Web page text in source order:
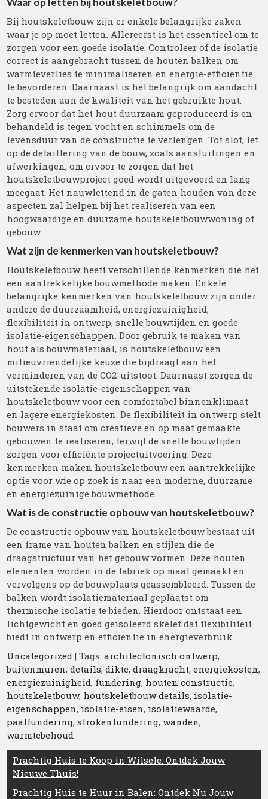
Bij houtskeletbouw zijn er enkele belangrijke zaken
waar je op moet letten. Allereerst is het essentieel om te
zorgen voor een goede isolatie. Controleer of de isolatie
correct is aangebracht tussen de houten balken om
warmteverlies te minimaliseren en energie-efficiëntie
te bevorderen. Daarnaast is het belangrijk om aandacht
te besteden aan de kwaliteit van het gebruikte hout.
Zorg ervoor dat het hout duurzaam geproduceerd is en
behandeld is tegen vocht en schimmels om de
levensduur van de constructie te verlengen. Tot slot, let
op de detaillering van de bouw, zoals aansluitingen en
afwerkingen, om ervoor te zorgen dat het
houtskeletbouwproject goed wordt uitgevoerd en lang
meegaat. Het nauwlettend in de gaten houden van deze
aspecten zal helpen bij het realiseren van een
hoogwaardige en duurzame houtskeletbouwwoning of
gebouw.
Wat zijn de kenmerken van houtskeletbouw?
Houtskeletbouw heeft verschillende kenmerken die het
een aantrekkelijke bouwmethode maken. Enkele
belangrijke kenmerken van houtskeletbouw zijn onder
andere de duurzaamheid, energiezuinigheid,
flexibiliteit in ontwerp, snelle bouwtijden en goede
isolatie-eigenschappen. Door gebruik te maken van
hout als bouwmateriaal, is houtskeletbouw een
milieuvriendelijke keuze die bijdraagt aan het
verminderen van de CO2-uitstoot. Daarnaast zorgen de
uitstekende isolatie-eigenschappen van
houtskeletbouw voor een comfortabel binnenklimaat
en lagere energiekosten. De flexibiliteit in ontwerp stelt
bouwers in staat om creatieve en op maat gemaakte
gebouwen te realiseren, terwijl de snelle bouwtijden
zorgen voor efficiënte projectuitvoering. Deze
kenmerken maken houtskeletbouw een aantrekkelijke
optie voor wie op zoek is naar een moderne, duurzame
en energiezuinige bouwmethode.
Wat is de constructie opbouw van houtskeletbouw?
De constructie opbouw van houtskeletbouw bestaat uit
een frame van houten balken en stijlen die de
draagstructuur van het gebouw vormen. Deze houten
elementen worden in de fabriek op maat gemaakt en
vervolgens op de bouwplaats geassembleerd. Tussen de
balken wordt isolatiemateriaal geplaatst om
thermische isolatie te bieden. Hierdoor ontstaat een
lichtgewicht en goed geïsoleerd skelet dat flexibiliteit
biedt in ontwerp en efficiëntie in energieverbruik.
Uncategorized | Tags:architectonisch ontwerp,
buitenmuren,details,dikte,draagkracht,energiekosten,
energiezuinigheid, fundering, houten constructie,
houtskeletbouw, houtskeletbouw details, isolatie-
eigenschappen, isolatie-eisen, isolatiewaarde,
paalfundering,strokenfundering,wanden,
warmtebehoud
Berichtnavigatie
Prachtig Huis te Koop in Wilsele: Ontdek Jouw
Nieuwe Thuis!
Prachtig Huis te Huur in Balen: Ontdek Nu Jouw